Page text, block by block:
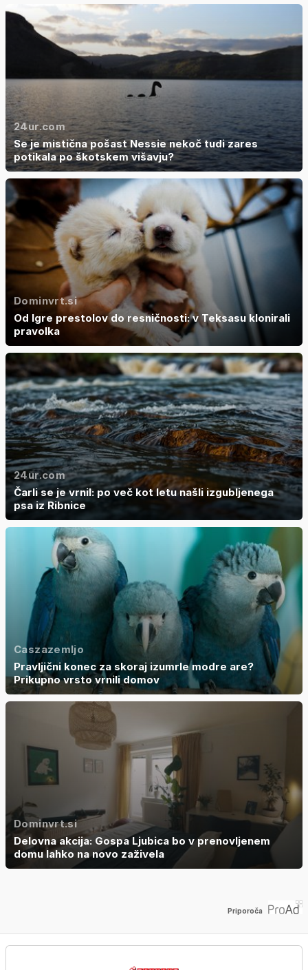
24ur.com
Se je mistična pošast Nessie nekoč tudi zares
potikala po škotskem višavju?
Dominvrt.si
Od Igre prestolov do resničnosti: v Teksasu klonirali
pravolka
24ur.com
Čarli se je vrnil: po več kot letu našli izgubljenega
psa iz Ribnice
Caszazemljo
Pravljični konec za skoraj izumrle modre are?
Prikupno vrsto vrnili domov
Dominvrt.si
Delovna akcija: Gospa Ljubica bo v prenovljenem
domu lahko na novo zaživela
Priporoča